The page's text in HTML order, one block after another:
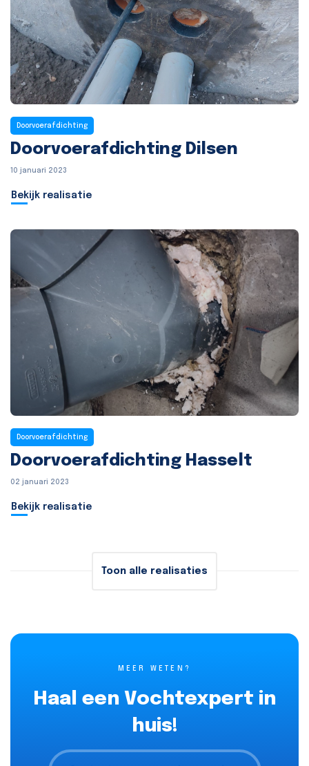
Doorvoerafdichting
Doorvoerafdichting Dilsen
10 januari 2023
Bekijk realisatie
Doorvoerafdichting
Doorvoerafdichting Hasselt
02 januari 2023
Bekijk realisatie
Toon alle realisaties
MEER WETEN?
Haal een Vochtexpert in
huis!